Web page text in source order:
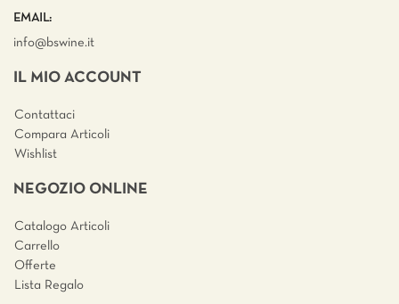
EMAIL:
info@bswine.it
IL MIO ACCOUNT
Contattaci
Compara Articoli
Wishlist
NEGOZIO ONLINE
Catalogo Articoli
Carrello
Offerte
Lista Regalo